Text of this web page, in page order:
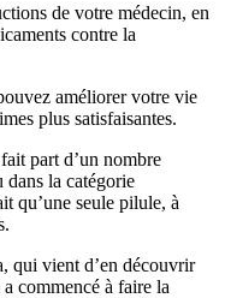
de votre médecin, en
contre la
améliorer votre vie
plus satisfaisantes.
part d’un nombre
dans la catégorie
qu’une seule pilule, à
qui vient d’en découvrir
commencé à faire la